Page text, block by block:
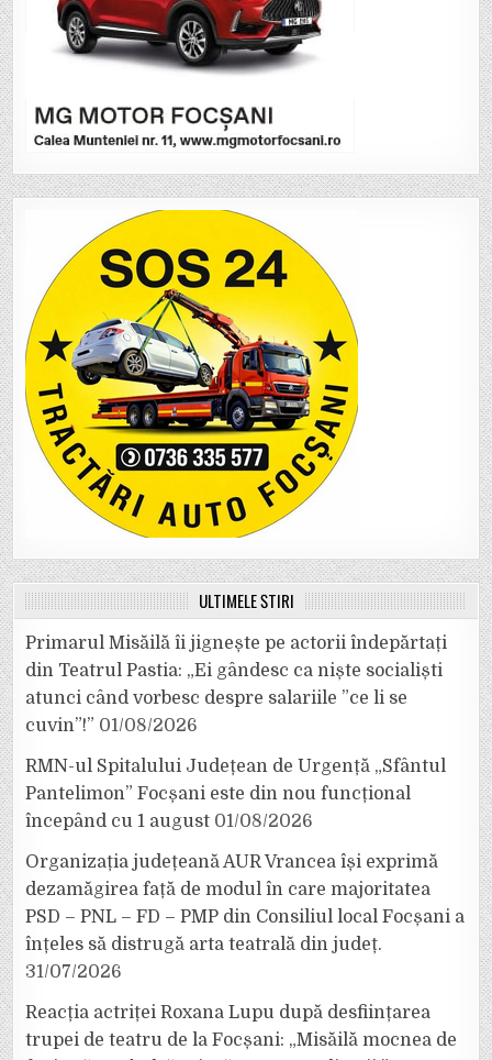
ULTIMELE ȘTIRI
Primarul Misăilă îi jignește pe actorii îndepărtați
din Teatrul Pastia: „Ei gândesc ca niște socialiști
atunci când vorbesc despre salariile ”ce li se
cuvin”!” 01/08/2026
RMN-ul Spitalului Județean de Urgență „Sfântul
Pantelimon” Focșani este din nou funcțional
începând cu 1 august 01/08/2026
Organizația județeană AUR Vrancea își exprimă
dezamăgirea față de modul în care majoritatea
PSD – PNL – FD – PMP din Consiliul local Focșani a
înțeles să distrugă arta teatrală din județ.
31/07/2026
Reacția actriței Roxana Lupu după desființarea
trupei de teatru de la Focșani: „Misăilă mocnea de